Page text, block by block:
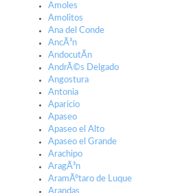
Amoles
Amolitos
Ana del Conde
AncÃ³n
AndocutÃ­n
AndrÃ©s Delgado
Angostura
Antonia
Aparicio
Apaseo
Apaseo el Alto
Apaseo el Grande
Arachipo
AragÃ³n
AramÃºtaro de Luque
Arandas